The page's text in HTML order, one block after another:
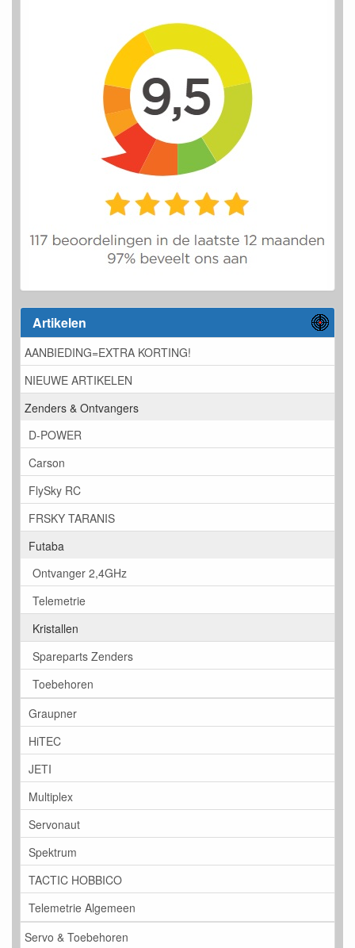
Artikelen
AANBIEDING=EXTRA KORTING!
NIEUWE ARTIKELEN
Zenders & Ontvangers
D-POWER
Carson
FlySky RC
FRSKY TARANIS
Futaba
Ontvanger 2,4GHz
Telemetrie
Kristallen
Spareparts Zenders
Toebehoren
Graupner
HiTEC
JETI
Multiplex
Servonaut
Spektrum
TACTIC HOBBICO
Telemetrie Algemeen
Servo & Toebehoren